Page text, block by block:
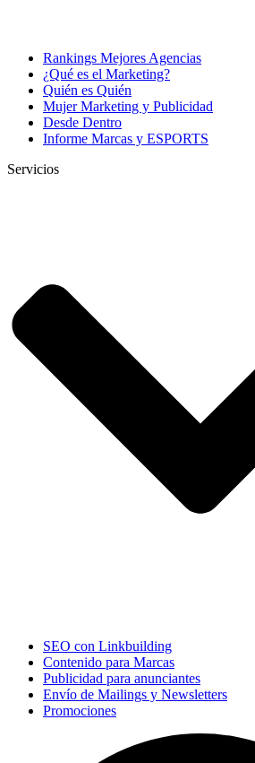
Rankings Mejores Agencias
¿Qué es el Marketing?
Quién es Quién
Mujer Marketing y Publicidad
Desde Dentro
Informe Marcas y ESPORTS
Servicios
SEO con Linkbuilding
Contenido para Marcas
Publicidad para anunciantes
Envío de Mailings y Newsletters
Promociones